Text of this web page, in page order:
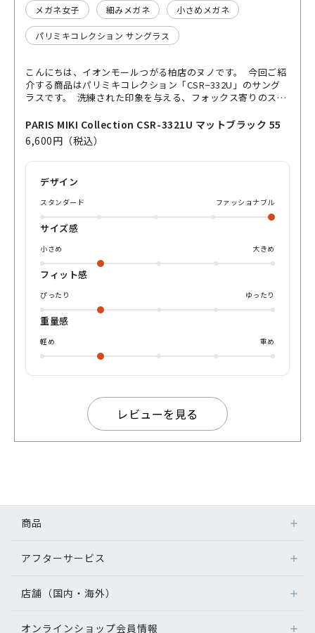
メガネ女子 細みメガネ 小さめメガネ
パリミキコレクション サングラス
こんにちは、イオンモールつがる柏店のヌノです。 今回ご紹
介する商品はパリミキコレクション「CSR−332U」のサング
ラスです。 洗練された印象を与える、フォックス寄りのスク
をセット🕶️ 眩しいを軽減すると言うよりは、視界を明るくク
リアに整えるレンズカラーが特徴。 コントラスト向上効果は
ブラウンレンズ以上に高く 雨天や霧、曇天のドライブや、夜
間走行時にも大活躍です！ エッジの効かせたシャープなシル
感を引き出してくれるかも😉 アクセサリー感覚でシンプルな
コーディネートに1点投入すれば、旬なムードに！ 音楽フェ
スにも映える、ハイエッジな1本を手に入れて下さい。 店舗
やオンラインでのお問い合わせお待ちしております。
PARIS MIKI Collection CSR-3321U マットブラック 55
6,600円（税込）
デザイン
スタンダード ファッショナブル
サイズ感
小さめ 大きめ
フィット感
ぴったり ゆったり
重量感
軽め 重め
レビューを見る
商品
アフターサービス
店舗（国内・海外）
オンラインショップ会員情報